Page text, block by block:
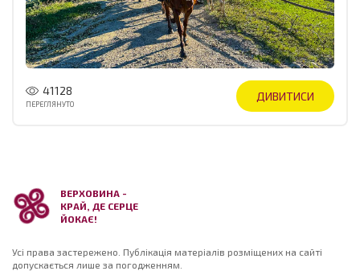
41128
ПЕРЕГЛЯНУТО
ДИВИТИСИ
ВЕРХОВИНА -
КРАЙ, ДЕ СЕРЦЕ
ЙОКАЄ!
Усі права застережено. Публікація матеріалів розміщених на сайті
допускається лише за погодженням.